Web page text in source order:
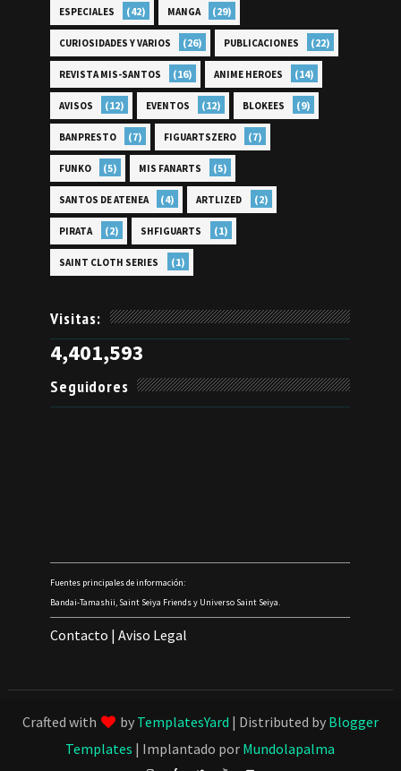
ESPECIALES (42) MANGA (29)
CURIOSIDADES Y VARIOS (26) PUBLICACIONES (22)
REVISTA MIS-SANTOS (16) ANIME HEROES (14)
AVISOS (12) EVENTOS (12) BLOKEES (9)
BANPRESTO (7) FIGUARTSZERO (7)
FUNKO (5) MIS FANARTS (5)
SANTOS DE ATENEA (4) ARTLIZED (2)
PIRATA (2) SHFIGUARTS (1)
SAINT CLOTH SERIES (1)
Visitas:
4,401,593
Seguidores
Fuentes principales de información:
Bandai-Tamashii, Saint Seiya Friends y Universo Saint Seiya.
Contacto |Aviso Legal
Crafted with by TemplatesYard | Distributed by Blogger
Templates | Implantado por Mundolapalma